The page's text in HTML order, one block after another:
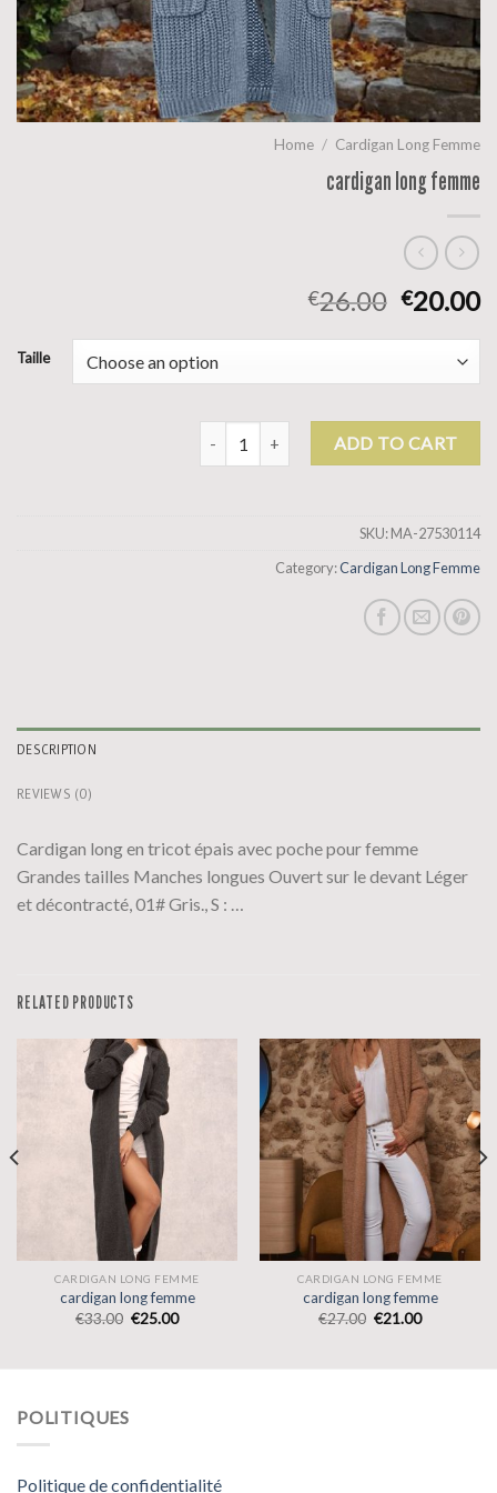
Home / Cardigan Long Femme
cardigan long femme
€26.00 €20.00
Taille
cardigan long femme quantity
ADD TO CART
SKU:MA-27530114
Category:Cardigan Long Femme
DESCRIPTION
REVIEWS (0)
Cardigan long en tricot épais avec poche pour femme
Grandes tailles Manches longues Ouvert sur le devant Léger
et décontracté, 01# Gris., S : …
RELATED PRODUCTS
CARDIGAN LONG FEMME
cardigan long femme
€33.00 €25.00
CARDIGAN LONG FEMME
cardigan long femme
€27.00 €21.00
POLITIQUES
Politique de confidentialité